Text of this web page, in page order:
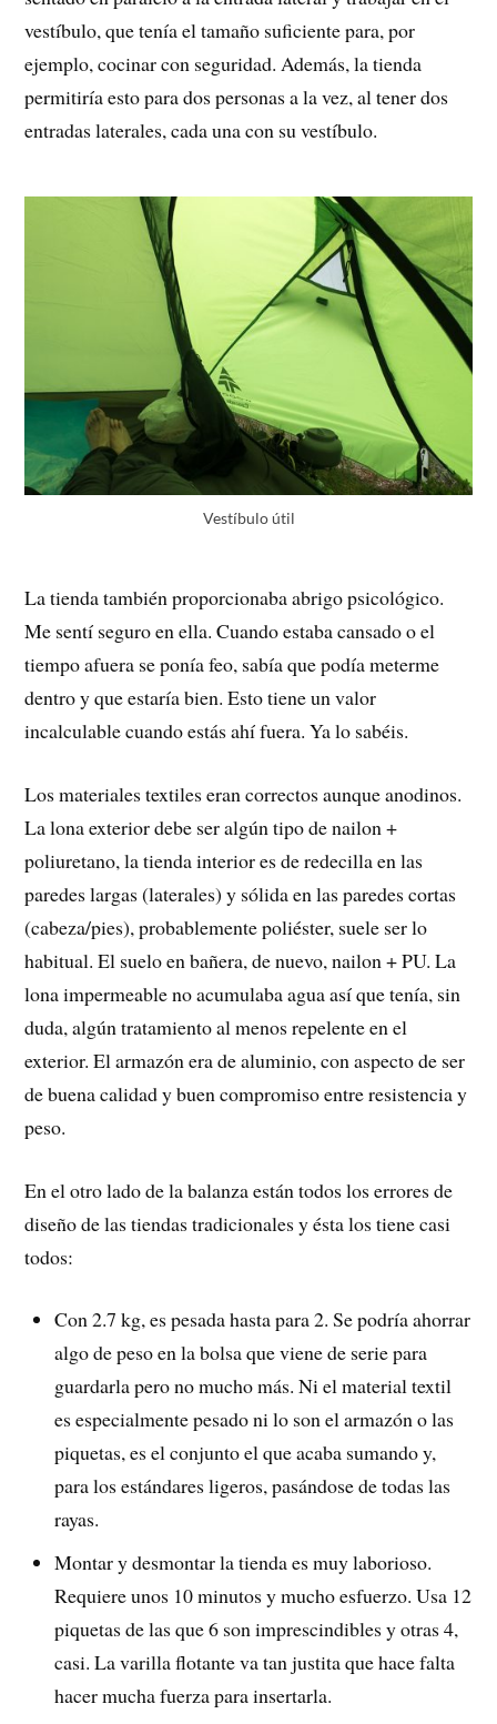
vestíbulo, que tenía el tamaño suficiente para, por
ejemplo, cocinar con seguridad. Además, la tienda
permitiría esto para dos personas a la vez, al tener dos
entradas laterales, cada una con su vestíbulo.
Vestíbulo útil
La tienda también proporcionaba abrigo psicológico.
Me sentí seguro en ella. Cuando estaba cansado o el
tiempo afuera se ponía feo, sabía que podía meterme
dentro y que estaría bien. Esto tiene un valor
incalculable cuando estás ahí fuera. Ya lo sabéis.
Los materiales textiles eran correctos aunque anodinos.
La lona exterior debe ser algún tipo de nailon +
poliuretano, la tienda interior es de redecilla en las
paredes largas (laterales) y sólida en las paredes cortas
(cabeza/pies), probablemente poliéster, suele ser lo
habitual. El suelo en bañera, de nuevo, nailon + PU. La
lona impermeable no acumulaba agua así que tenía, sin
duda, algún tratamiento al menos repelente en el
exterior. El armazón era de aluminio, con aspecto de ser
de buena calidad y buen compromiso entre resistencia y
peso.
En el otro lado de la balanza están todos los errores de
diseño de las tiendas tradicionales y ésta los tiene casi
todos:
Con 2.7 kg, es pesada hasta para 2. Se podría ahorrar
algo de peso en la bolsa que viene de serie para
guardarla pero no mucho más. Ni el material textil
es especialmente pesado ni lo son el armazón o las
piquetas, es el conjunto el que acaba sumando y,
para los estándares ligeros, pasándose de todas las
rayas.
Montar y desmontar la tienda es muy laborioso.
Requiere unos 10 minutos y mucho esfuerzo. Usa 12
piquetas de las que 6 son imprescindibles y otras 4,
casi. La varilla flotante va tan justita que hace falta
hacer mucha fuerza para insertarla.